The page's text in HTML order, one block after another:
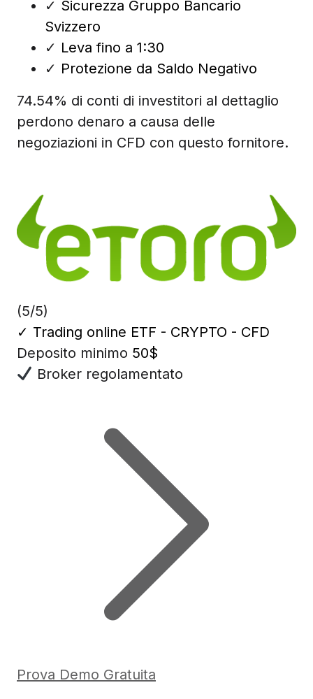
✓ Sicurezza Gruppo Bancario
Svizzero
✓ Leva fino a 1:30
✓ Protezione da Saldo Negativo
74.54% di conti di investitori al dettaglio
perdono denaro a causa delle
negoziazioni in CFD con questo fornitore.
(5/5)
✓ Trading online ETF - CRYPTO - CFD
Deposito minimo 50$
Broker regolamentato
Prova Demo Gratuita